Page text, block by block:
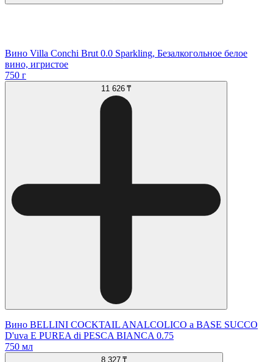
Вино Villa Conchi Brut 0.0 Sparkling, Безалкогольное белое
вино, игристое
750 г
11 626 ₸
Вино BELLINI COCKTAIL ANALCOLICO a BASE SUCCO
D'uva E PUREA di PESCA BIANCA 0.75
750 мл
8 327 ₸